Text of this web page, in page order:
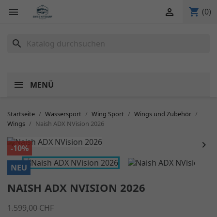
 shopping_cart (0)

search
MENÜ
Startseite Wassersport Wing Sport
Wings und Zubehör
Wings
Naish ADX NVision 2026
-10%
NEU
 
NAISH ADX NVISION 2026
1.599,00 CHF